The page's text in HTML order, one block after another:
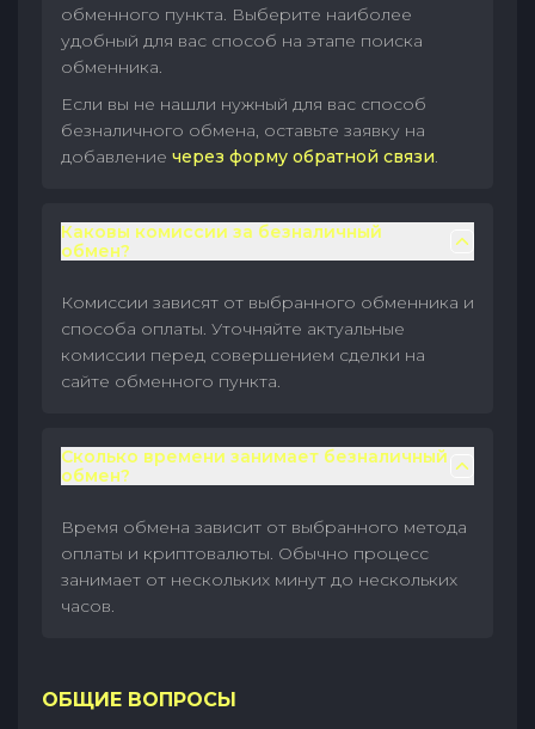
обменного пункта. Выберите наиболее
удобный для вас способ на этапе поиска
обменника.
Если вы не нашли нужный для вас способ
безналичного обмена, оставьте заявку на
добавление через форму обратной связи.
Каковы комиссии за безналичный
обмен?
Комиссии зависят от выбранного обменника и
способа оплаты. Уточняйте актуальные
комиссии перед совершением сделки на
сайте обменного пункта.
Сколько времени занимает безналичный
обмен?
Время обмена зависит от выбранного метода
оплаты и криптовалюты. Обычно процесс
занимает от нескольких минут до нескольких
часов.
ОБЩИЕ ВОПРОСЫ